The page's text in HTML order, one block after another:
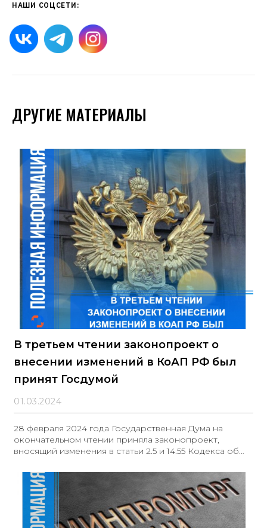
НАШИ СОЦСЕТИ:
ДРУГИЕ МАТЕРИАЛЫ
В третьем чтении законопроект о
внесении изменений в КоАП РФ был
принят Госдумой
01.03.2024
28 февраля 2024 года Государственная Дума на
окончательном чтении приняла законопроект,
вносящий изменения в статьи 2.5 и 14.55 Кодекса об
Федерации. Законопроект устанавливает
административную ответственность для должностных
лиц военных представительств государственного
заказчика за нарушения требований контроля
качества и приемки продукции по государственным